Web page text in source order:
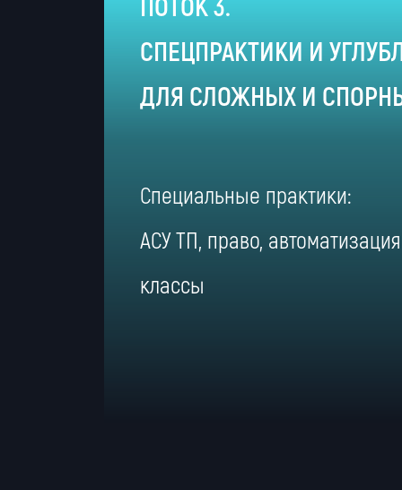
ПОТОК 3.
СПЕЦПРАКТИКИ И
ДЛЯ СЛОЖНЫХ И
Специальные практики:
АСУ ТП, право,
классы